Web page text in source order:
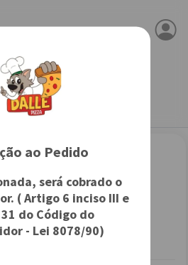
pizza - Rio Bonito
+ Info.
Copa
BOLA DALLE
R$ 29,90
ao Pedido
será cobrado o
( Artigo 6 inciso III e
do Código do
- Lei 8078/90)